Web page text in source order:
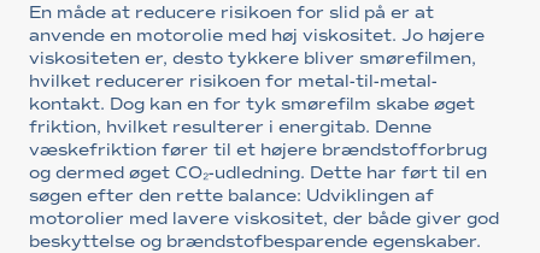
En måde at reducere risikoen for slid på er at
anvende en motorolie med høj viskositet. Jo højere
viskositeten er, desto tykkere bliver smørefilmen,
hvilket reducerer risikoen for metal-til-metal-
kontakt. Dog kan en for tyk smørefilm skabe øget
friktion, hvilket resulterer i energitab. Denne
væskefriktion fører til et højere brændstofforbrug
og dermed øget CO₂-udledning. Dette har ført til en
søgen efter den rette balance: Udviklingen af
motorolier med lavere viskositet, der både giver god
beskyttelse og brændstofbesparende egenskaber.